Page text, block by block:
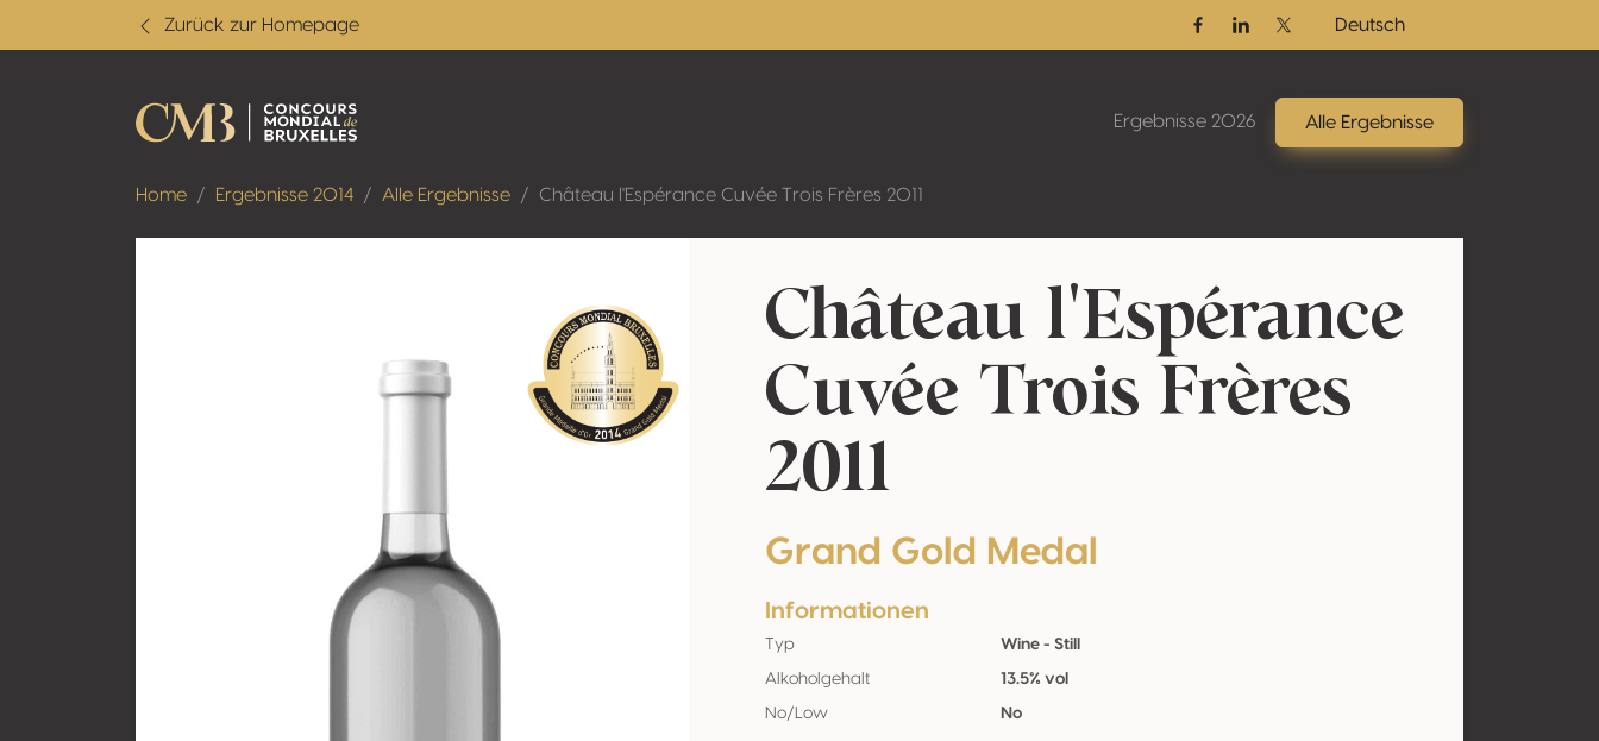
Zurück zur Homepage
FacebookLinkedinTwitter / X
Deutsch
Ergebnisse 2026 Alle Ergebnisse
Home Ergebnisse 2014 Alle Ergebnisse Château l'Espérance Cuvée Trois Frères 2011
Château l'Espérance
Cuvée Trois Frères
2011
Grand Gold Medal
Informationen
Typ Wine - Still
Alkoholgehalt 13.5% vol
No/Low No